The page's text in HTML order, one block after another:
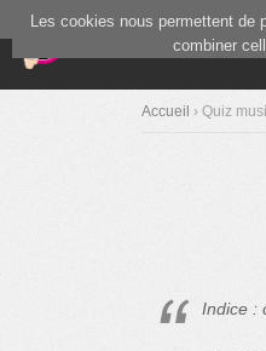
Blind
Accueil › Quiz
Indice :
Les cookies nous permettent de
combiner